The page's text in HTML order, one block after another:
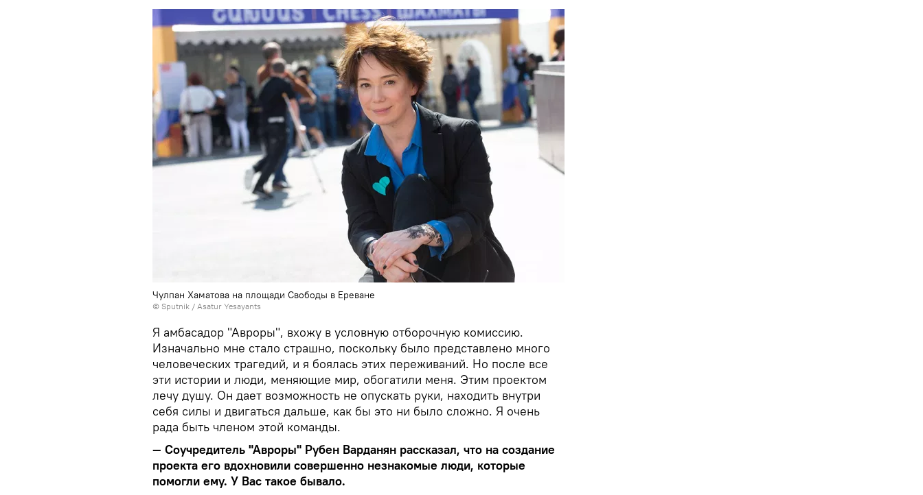
Чулпан Хаматова на площади Свободы в Ереване
© Sputnik / Asatur Yesayants
Я амбасадор "Авроры", вхожу в условную отборочную комиссию.
Изначально мне стало страшно, поскольку было представлено много
человеческих трагедий, и я боялась этих переживаний. Но после все
эти истории и люди, меняющие мир, обогатили меня. Этим проектом
лечу душу. Он дает возможность не опускать руки, находить внутри
себя силы и двигаться дальше, как бы это ни было сложно. Я очень
рада быть членом этой команды.
— Соучредитель "Авроры" Рубен Варданян рассказал, что на создание
проекта его вдохновили совершенно незнакомые люди, которые
помогли ему. У Вас такое бывало.